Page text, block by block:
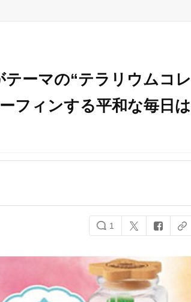
テーマの“テラリウムコレ
フィンする平和な毎日は
1